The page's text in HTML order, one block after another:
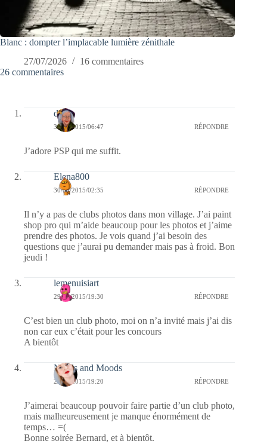
Blanc : dompter l’implacable lumière zénithale
27/07/2026
16 commentaires
26 commentaires
dom
30/04/2015/06:47 RÉPONDRE
J’adore PSP qui me suffit.
Elena800
30/04/2015/02:35 RÉPONDRE
Il n’y a pas de clubs photos dans mon village. J’ai paint
shop pro qui m’aide beaucoup pour les photos et j’aime
prendre des photos. Je vois quand j’ai besoin des
questions que j’aurai pu demander mais pas à froid. Bon
jeudi !
lemenuisiart
29/04/2015/19:30 RÉPONDRE
C’est bien un club photo, moi on n’a invité mais j’ai dis
non car eux c’était pour les concours
A bientôt
Needs and Moods
29/04/2015/19:20 RÉPONDRE
J’aimerai beaucoup pouvoir faire partie d’un club photo,
mais malheureusement je manque énormément de
temps… =(
Bonne soirée Bernard, et à bientôt.